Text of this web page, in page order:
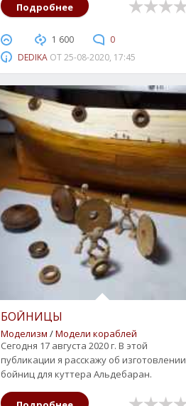
Подробнее
1 600
0
DEDIKA ОТ25-08-2020, 17:45
БОЙНИЦЫ
Моделизм /Модели кораблей
Сегодня 17 августа 2020 г. В этой
публикации я расскажу об изготовлении
бойниц для куттера Альдебаран.